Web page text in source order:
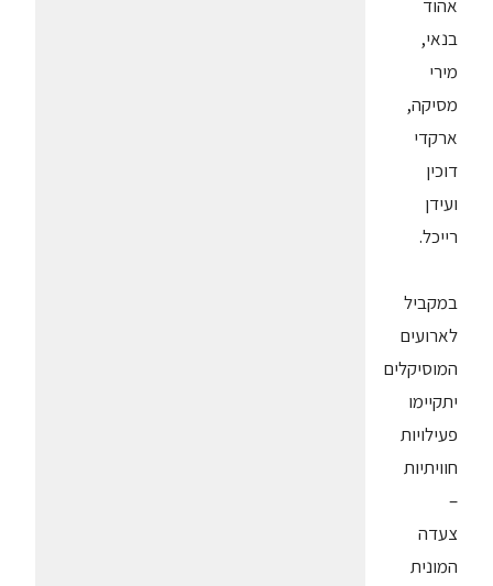
אהוד
בנאי,
מירי
מסיקה,
ארקדי
דוכין
ועידן
רייכל.
במקביל
לארועים
המוסיקלים
יתקיימו
פעילויות
חוויתיות
–
צעדה
המונית